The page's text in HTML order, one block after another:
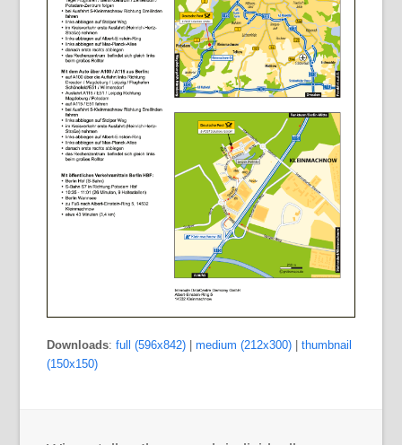
Downloads:full (596x842) |medium (212x300) |thumbnail
(150x150)